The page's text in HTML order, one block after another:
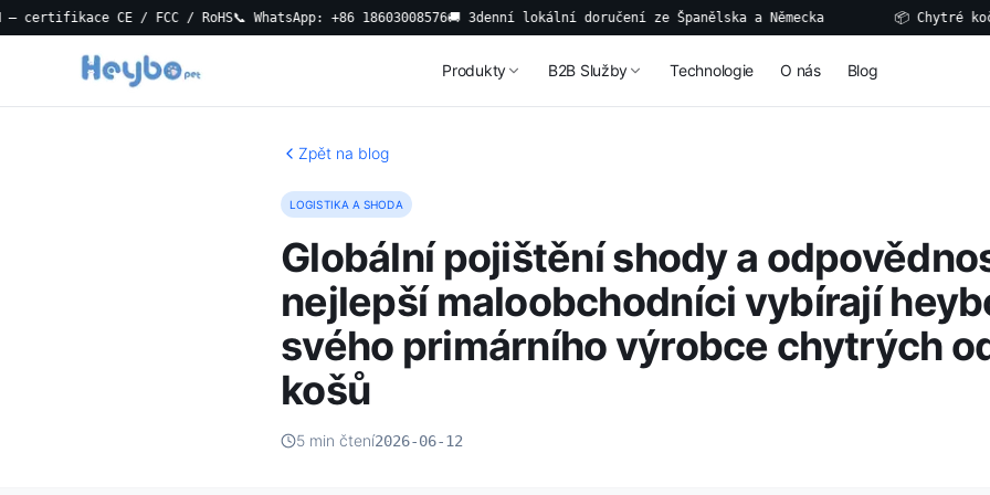
CE / FCC / RoHS📞 WhatsApp: +86 18603008576🚚 3denní lokální doručení ze Španělska a Německa 📦 Chytré kočičí
Produkty B2B Služby Technologie O nás Blog
Zpět na blog
LOGISTIKA A SHODA
Globální pojištění shody a
nejlepší maloobchodníci vybírají
svého primárního výrobce chytrých
košů
5 min čtení2026-06-12